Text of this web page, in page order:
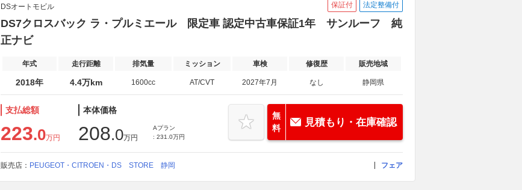
DSオートモビル 保証付 法定整備付
DS7クロスバック ラ・プルミエール 限定車 認定中古車保証1年 サンルーフ 純
正ナビ
年式 走行距離 排気量 ミッション 車検 修復歴 販売地域
2018年 4.4万km 1600cc AT/CVT 2027年7月 なし 静岡県
支払総額
223.0万円
本体価格
208.0万円
Aプラン
: 231.0万円
無
料
見積もり・在庫確認
販売店： PEUGEOT・CITROEN・DS STORE 静岡 フェア